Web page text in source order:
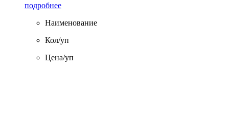
подробнее
Наименование
Кол/уп
Цена/уп